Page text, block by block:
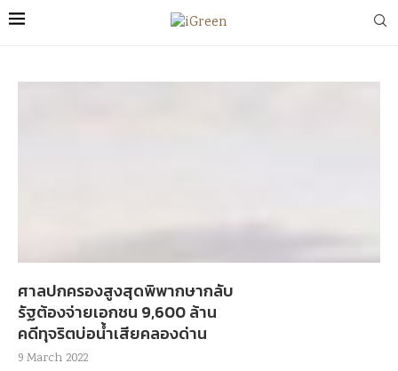
ศาลปกครองสูงสุดพิพากษากลับ
รัฐต้องจ่ายเอกชน 9,600 ล้าน
คดีทุจริตบ่อน้ำเสียคลองด่าน
9 March 2022